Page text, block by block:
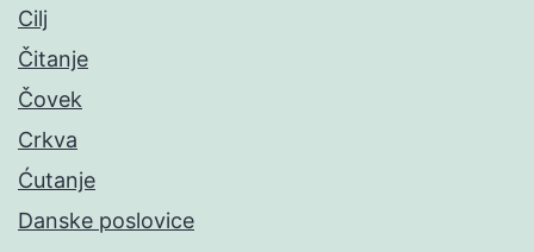
Cilj
Čitanje
Čovek
Crkva
Ćutanje
Danske poslovice